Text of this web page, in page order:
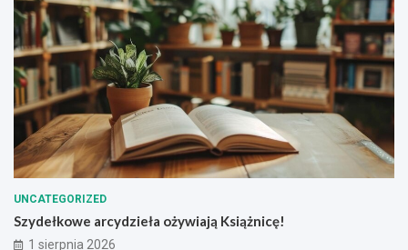
UNCATEGORIZED
Szydełkowe arcydzieła ożywiają Książnicę!
1 sierpnia 2026